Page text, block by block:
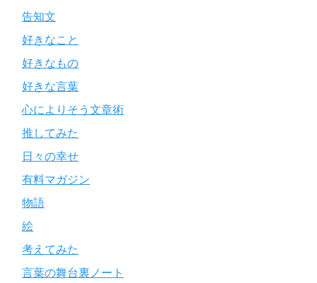
告知文
好きなこと
好きなもの
好きな言葉
心によりそう文章術
推してみた
日々の幸せ
有料マガジン
物語
絵
考えてみた
言葉の舞台裏ノート